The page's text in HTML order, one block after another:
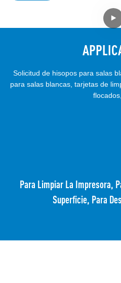
Solicitud de hisopos para salas
para salas blancas, tarjetas de
Para Limpiar La Impresora,
Superficie, Para